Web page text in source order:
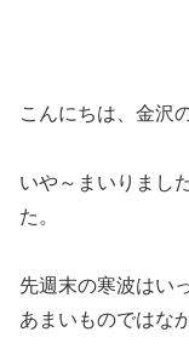
こんにちは、金沢
いや～まいりまし
た。
先週末の寒波はい
あまいものではな